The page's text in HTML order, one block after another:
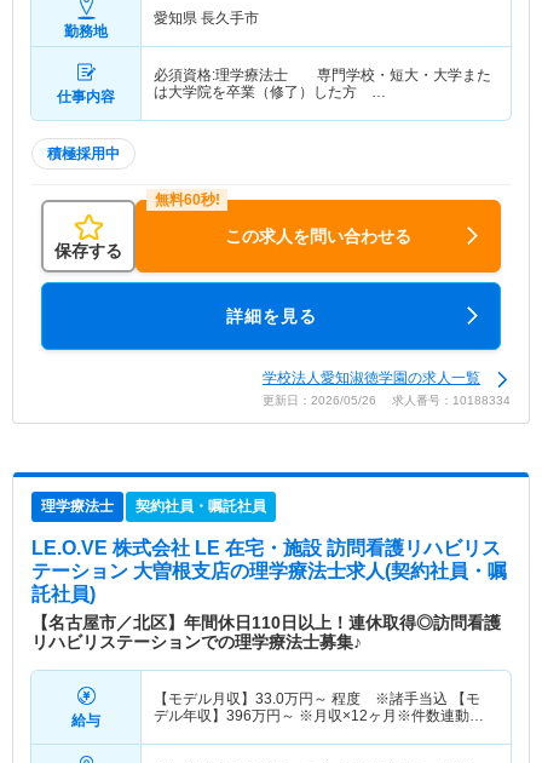
勤務地
愛知県 長久手市
仕事内容
必須資格:理学療法士 専門学校・短大・大学また
は大学院を卒業（修了）した方 …
積極採用中
保存する
この求人を問い合わせる
詳細を見る
学校法人愛知淑徳学園の求人一覧
更新日：2026/05/26 求人番号：10188334
理学療法士 契約社員・嘱託社員
LE.O.VE 株式会社 LE 在宅・施設 訪問看護リハビリス
テーション 大曽根支店の理学療法士求人(契約社員・嘱
託社員)
【名古屋市／北区】年間休日110日以上！連休取得◎訪問看護
リハビリステーションでの理学療法士募集♪
給与
【モデル月収】 33.0万円～ 程度 ※諸手当込 【モ
デル年収】 396万円～ ※月収×12ヶ月※件数連動性